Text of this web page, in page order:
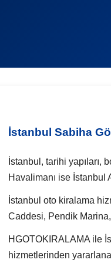
İstanbul Sabiha
İstanbul, tarihi
Havalimanı ise İstanbul
İstanbul oto kiralama
Caddesi, Pendik Marina,
HGOTOKIRALAMA ile
hizmetlerinden